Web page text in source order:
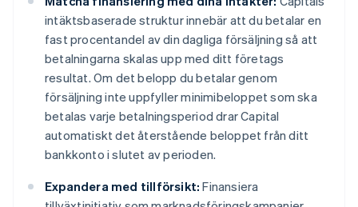
intäktsbaserade struktur innebär att du betalar en
fast procentandel av din dagliga försäljning så att
betalningarna skalas upp med ditt företags
resultat. Om det belopp du betalar genom
försäljning inte uppfyller minimibeloppet som ska
betalas varje betalningsperiod drar Capital
automatiskt det återstående beloppet från ditt
bankkonto i slutet av perioden.
Expandera med tillförsikt: Finansiera